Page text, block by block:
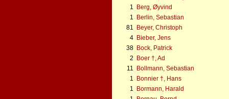
1
Berg, Øyvind
1
Berlin, Sebastian
81
Beyer, Christoph
4 Bieber, Jens
38 Bock, Patrick
2
Boer †, Ad
11
Bollmann, Sebastian
1
Bonnier †, Hans
1
Bormann, Harald